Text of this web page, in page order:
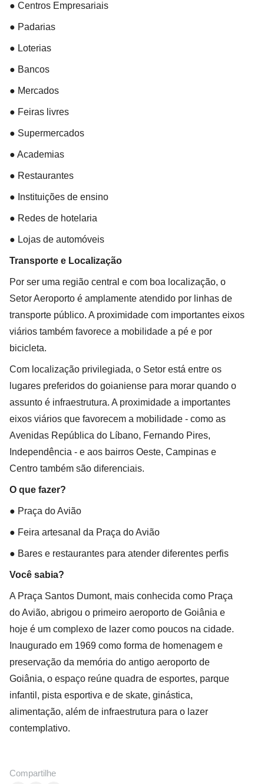
● Centros Empresariais
● Padarias
● Loterias
● Bancos
● Mercados
● Feiras livres
● Supermercados
● Academias
● Restaurantes
● Instituições de ensino
● Redes de hotelaria
● Lojas de automóveis
Transporte e Localização
Por ser uma região central e com boa localização, o
Setor Aeroporto é amplamente atendido por linhas de
transporte público. A proximidade com importantes eixos
viários também favorece a mobilidade a pé e por
bicicleta.
Com localização privilegiada, o Setor está entre os
lugares preferidos do goianiense para morar quando o
assunto é infraestrutura. A proximidade a importantes
eixos viários que favorecem a mobilidade - como as
Avenidas República do Líbano, Fernando Pires,
Independência - e aos bairros Oeste, Campinas e
Centro também são diferenciais.
O que fazer?
● Praça do Avião
● Feira artesanal da Praça do Avião
● Bares e restaurantes para atender diferentes perfis
Você sabia?
A Praça Santos Dumont, mais conhecida como Praça
do Avião, abrigou o primeiro aeroporto de Goiânia e
hoje é um complexo de lazer como poucos na cidade.
Inaugurado em 1969 como forma de homenagem e
preservação da memória do antigo aeroporto de
Goiânia, o espaço reúne quadra de esportes, parque
infantil, pista esportiva e de skate, ginástica,
alimentação, além de infraestrutura para o lazer
contemplativo.
Compartilhe